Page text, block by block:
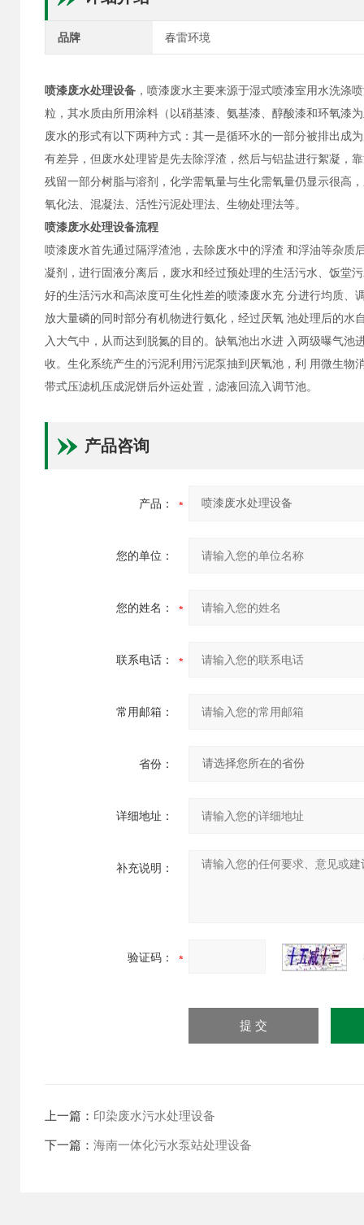
品牌 春雷环境
喷漆废水处理设备 ，喷漆废水主要来源于湿式喷漆室用水洗涤
粒，其水质由所用涂料（以硝基漆、氨基漆、醇酸漆和环氧漆
废水的形式有以下两种方式：其一是循环水的一部分被排出成
有差异，但废水处理皆是先去除浮渣，然后与铝盐进行絮凝，
残留一部分树脂与溶剂，化学需氧量与生化需氧量仍显示很高
氧化法、混凝法、活性污泥处理法、生物处理法等。
喷漆废水处理设备流程
喷漆废水首先通过隔浮渣池，去除废水中的浮渣 和浮油等杂
凝剂，进行固液分离后，废水和经过预处理的生活污水、饭堂
好的生活污水和高浓度可生化性差的喷漆废水充 分进行均质
放大量磷的同时部分有机物进行氨化，经过厌氧 池处理后的
入大气中，从而达到脱氮的目的。缺氧池出水进 入两级曝气
收。生化系统产生的污泥利用污泥泵抽到厌氧池，利 用微生
带式压滤机压成泥饼后外运处置，滤液回流入调节池。
产品咨询
产品：
您的单位：
您的姓名：
联系电话：
常用邮箱：
省份：
详细地址：
补充说明：
验证码：
上一篇： 印染废水污水处理设备
下一篇： 海南一体化污水泵站处理设备